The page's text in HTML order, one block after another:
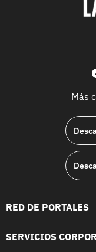
Más
RED DE PORTALES
SERVICIOS